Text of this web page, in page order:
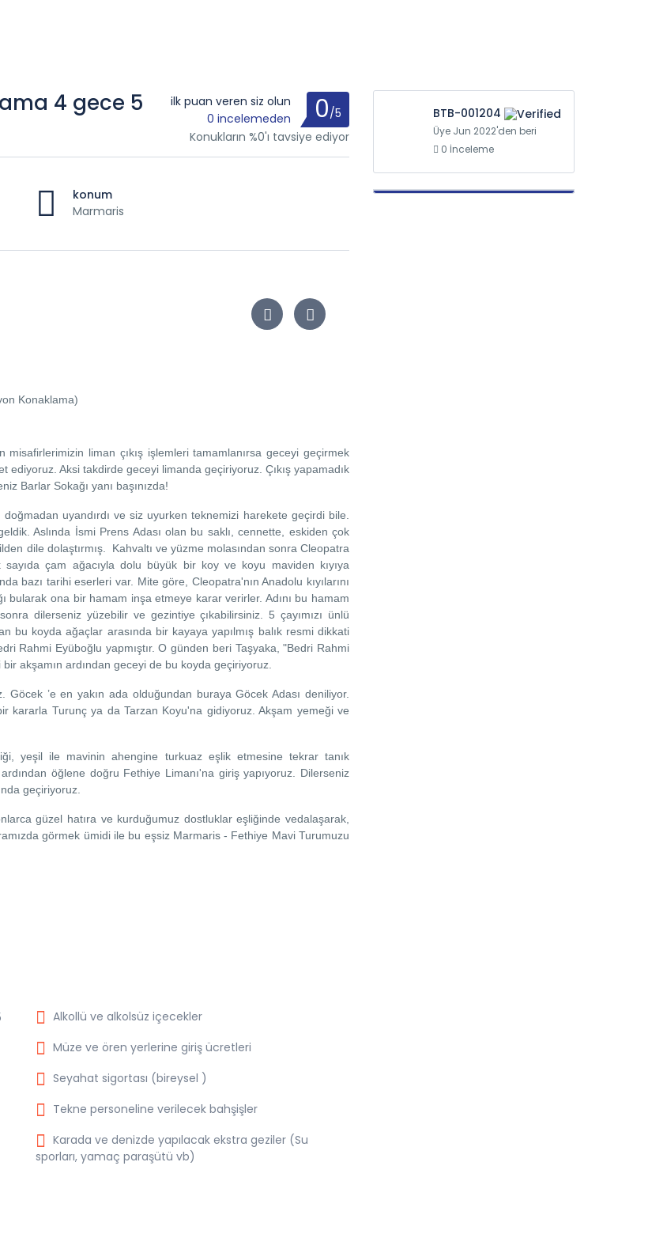
4 gece 5
ilk puan veren siz olun
0 incelemeden
0/5
Konukların %0'ı tavsiye ediyor
konum
Marmaris
Konaklama)
misafirlerimizin liman çıkış işlemleri tamamlanırsa geceyi geçirmek
Aksi takdirde geceyi limanda geçiriyoruz. Çıkış yapamadık
Barlar Sokağı yanı başınızda!
uyandırdı ve siz uyurken teknemizi harekete geçirdi bile.
Aslında İsmi Prens Adası olan bu saklı, cennette, eskiden çok
dile dolaştırmış. Kahvaltı ve yüzme molasından sonra Cleopatra
çam ağacıyla dolu büyük bir koy ve koyu maviden kıyıya
bazı tarihi eserleri var. Mite göre, Cleopatra'nın Anadolu kıyılarını
bularak ona bir hamam inşa etmeye karar verirler. Adını bu hamam
dilerseniz yüzebilir ve gezintiye çıkabilirsiniz. 5 çayımızı ünlü
bu koyda ağaçlar arasında bir kayaya yapılmış balık resmi dikkati
Rahmi Eyüboğlu yapmıştır. O günden beri Taşyaka, "Bedri Rahmi
akşamın ardından geceyi de bu koyda geçiriyoruz.
Göcek ’e en yakın ada olduğundan buraya Göcek Adası deniliyor.
kararla Turunç ya da Tarzan Koyu'na gidiyoruz. Akşam yemeği ve
yeşil ile mavinin ahengine turkuaz eşlik etmesine tekrar tanık
öğlene doğru Fethiye Limanı'na giriş yapıyoruz. Dilerseniz
geçiriyoruz.
güzel hatıra ve kurduğumuz dostluklar eşliğinde vedalaşarak,
görmek ümidi ile bu eşsiz Marmaris - Fethiye Mavi Turumuzu
Alkollü ve alkolsüz içecekler
Müze ve ören yerlerine giriş ücretleri
Seyahat sigortası (bireysel )
Tekne personeline verilecek bahşişler
Karada ve denizde yapılacak ekstra geziler (Su
sporları, yamaç paraşütü vb)
BTB-001204
Üye Jun 2022'den beri
0 İnceleme